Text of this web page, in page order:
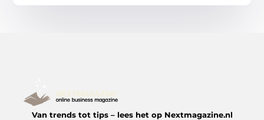
Van trends tot tips – lees het op Nextmagazine.nl